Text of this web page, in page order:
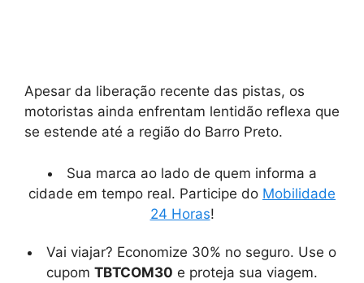
Apesar da liberação recente das pistas, os
motoristas ainda enfrentam lentidão reflexa que
se estende até a região do Barro Preto.
Sua marca ao lado de quem informa a
cidade em tempo real. Participe do Mobilidade
24 Horas!
Vai viajar? Economize 30% no seguro. Use o
cupom TBTCOM30 e proteja sua viagem.